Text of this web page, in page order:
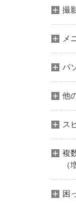
撮
メ
パ
他
ス
複
（
困